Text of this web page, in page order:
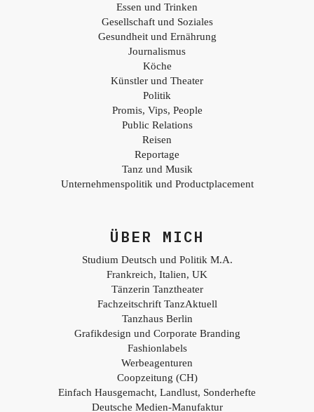
Essen und Trinken
Gesellschaft und Soziales
Gesundheit und Ernährung
Journalismus
Köche
Künstler und Theater
Politik
Promis, Vips, People
Public Relations
Reisen
Reportage
Tanz und Musik
Unternehmenspolitik und Productplacement
ÜBER MICH
Studium Deutsch und Politik M.A.
Frankreich, Italien, UK
Tänzerin Tanztheater
Fachzeitschrift TanzAktuell
Tanzhaus Berlin
Grafikdesign und Corporate Branding
Fashionlabels
Werbeagenturen
Coopzeitung (CH)
Einfach Hausgemacht, Landlust, Sonderhefte
Deutsche Medien-Manufaktur